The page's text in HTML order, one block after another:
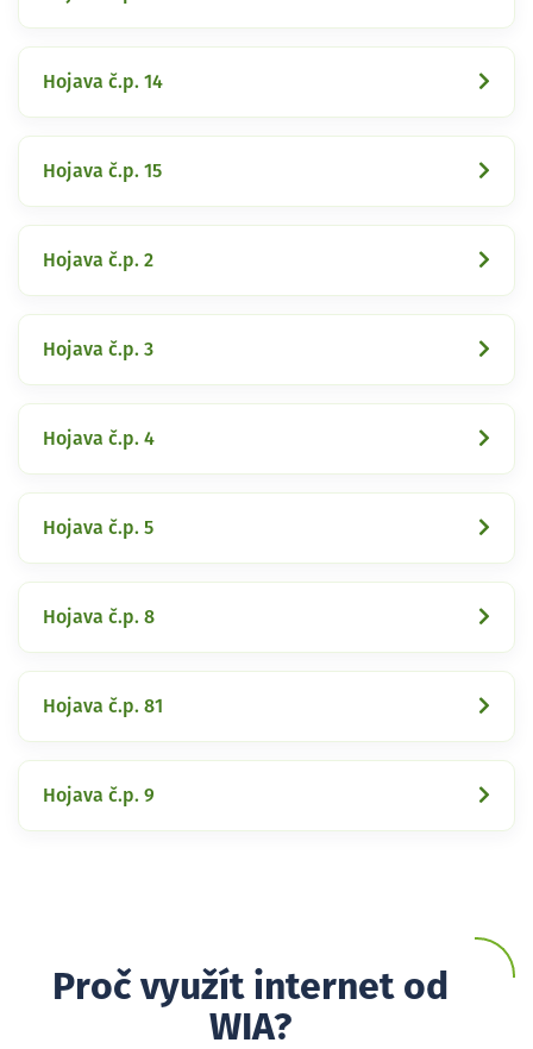
Hojava č.p. 14
Hojava č.p. 15
Hojava č.p. 2
Hojava č.p. 3
Hojava č.p. 4
Hojava č.p. 5
Hojava č.p. 8
Hojava č.p. 81
Hojava č.p. 9
Proč využít internet od
WIA?